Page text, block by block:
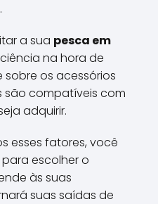
a sua pesca em
na hora de
sobre os acessórios
são compatíveis com
adquirir.
esses fatores, você
escolher o
às suas
suas saídas de